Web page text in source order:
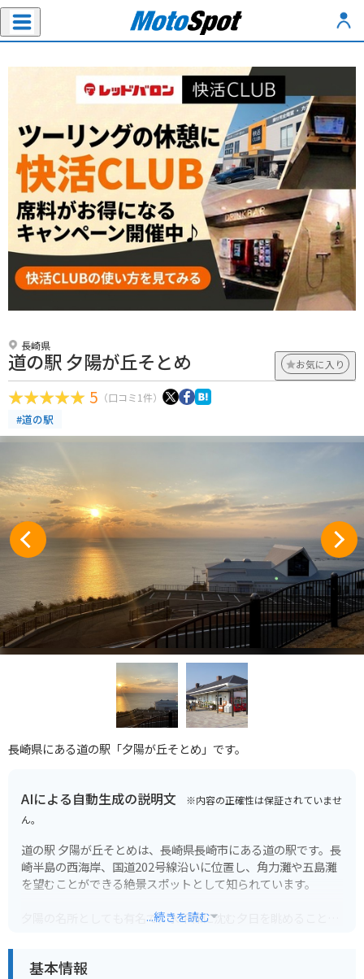
長崎県
道の駅 夕陽が丘そとめ お気に入り
5 （口コミ1件）
#道の駅
長崎県にある道の駅「夕陽が丘そとめ」です。
AIによる自動生成の説明文 ※内容の正確性は保証されていませ
ん。
道の駅 夕陽が丘そとめは、長崎県長崎市にある道の駅です。長
崎半島の西海岸、国道202号線沿いに位置し、角力灘や五島灘
を望むことができる絶景スポットとして知られています。
夕陽の名所としても有名で、水平線に沈む夕日を眺めることが
す。
...続きを読む
基本情報